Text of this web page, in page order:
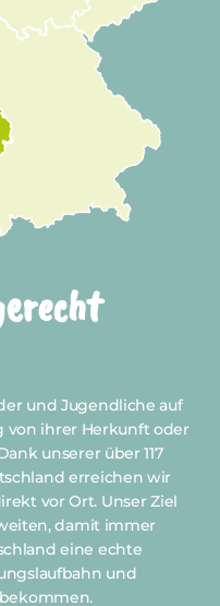
und Jugendliche auf
von ihrer Herkunft oder
unserer über 117
erreichen wir
vor Ort. Unser Ziel
damit immer
eine echte
und